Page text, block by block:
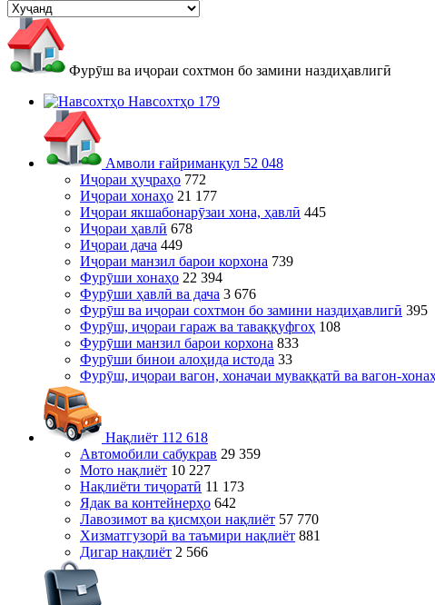
Фурӯш ва иҷораи сохтмон бо замини наздиҳавлигӣ
Навсохтҳо 179
Амволи ғайриманқул 52 048
Иҷораи ҳуҷраҳо 772
Иҷораи хонаҳо 21 177
Иҷораи якшабонарӯзаи хона, ҳавлӣ 445
Иҷораи ҳавлӣ 678
Иҷораи дача 449
Иҷораи манзил барои корхона 739
Фурӯши хонаҳо 22 394
Фурӯши ҳавлӣ ва дача 3 676
Фурӯш ва иҷораи сохтмон бо замини наздиҳавлигӣ 395
Фурӯш, иҷораи гараж ва таваққуфгоҳ 108
Фурӯши манзил барои корхона 833
Фурӯши бинои алоҳида истода 33
Фурӯш, иҷораи вагон, хоначаи муваққатӣ ва вагон-
Нақлиёт 112 618
Автомобили сабукрав 29 359
Мото нақлиёт 10 227
Нақлиёти тиҷоратӣ 11 173
Ядак ва контейнерҳо 642
Лавозимот ва қисмҳои нақлиёт 57 770
Хизматгузорӣ ва таъмири нақлиёт 881
Дигар нақлиёт 2 566